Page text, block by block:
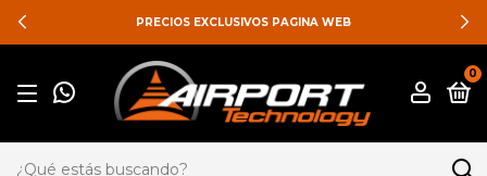
PRECIOS EXCLUSIVOS PAGINA WEB
0